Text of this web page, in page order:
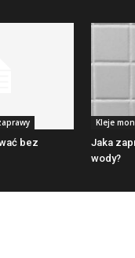
bez
Kleje
Jaka
wody?